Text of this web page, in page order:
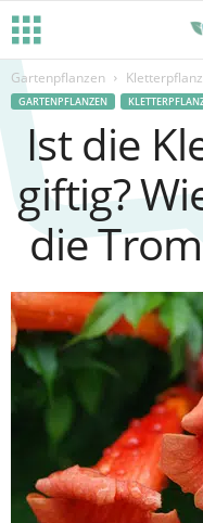
Gartenpflanzen
GARTENPFLANZEN
Ist die
giftig?
die